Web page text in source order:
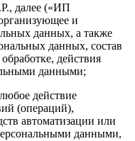
далее («ИП
и
данных, а также
данных, состав
действия
данными;
действие
(операций),
автоматизации или
данными,